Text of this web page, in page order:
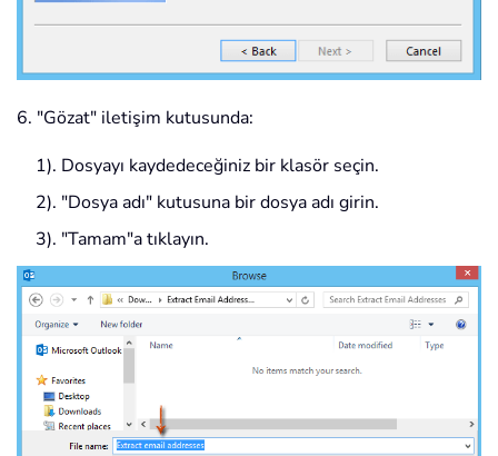
6. "Gözat" iletişim kutusunda:
1). Dosyayı kaydedeceğiniz bir klasör seçin.
2). "Dosya adı" kutusuna bir dosya adı girin.
3). "Tamam"a tıklayın.